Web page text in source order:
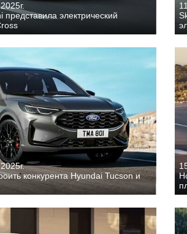
электрический
конкурента Hyundai Tucson и